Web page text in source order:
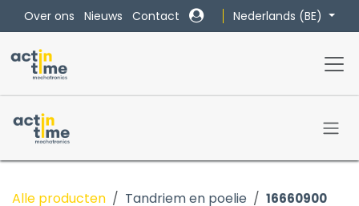
Overslaan naar inhoud
Over ons Nieuws Contact Nederlands (BE)
Alle producten Tandriem en poelie 16660900